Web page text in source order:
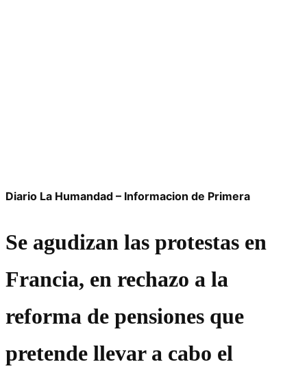
Diario La Humandad – Informacion de Primera
Se agudizan las protestas en
Francia, en rechazo a la
reforma de pensiones que
pretende llevar a cabo el